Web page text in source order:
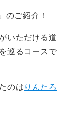
のご紹介！
いただける道
巡るコースで
のはりんたろ